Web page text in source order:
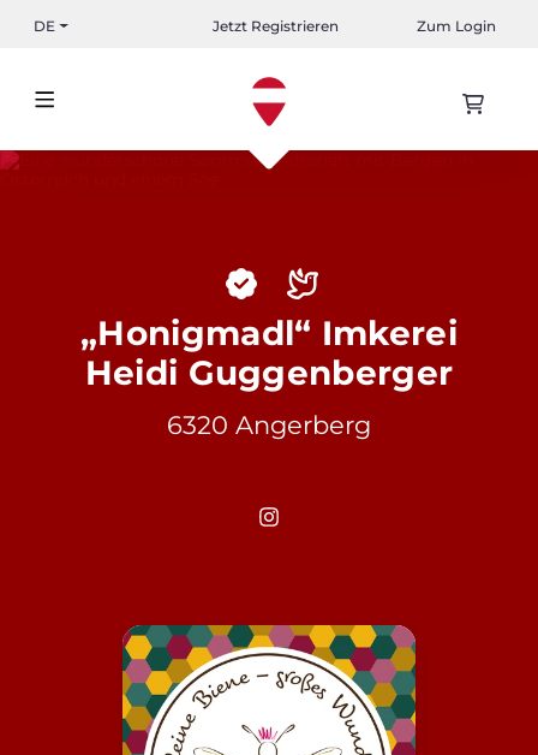
DE Jetzt Registrieren Zum Login
„Honigmadl“ Imkerei
Heidi Guggenberger
6320 Angerberg